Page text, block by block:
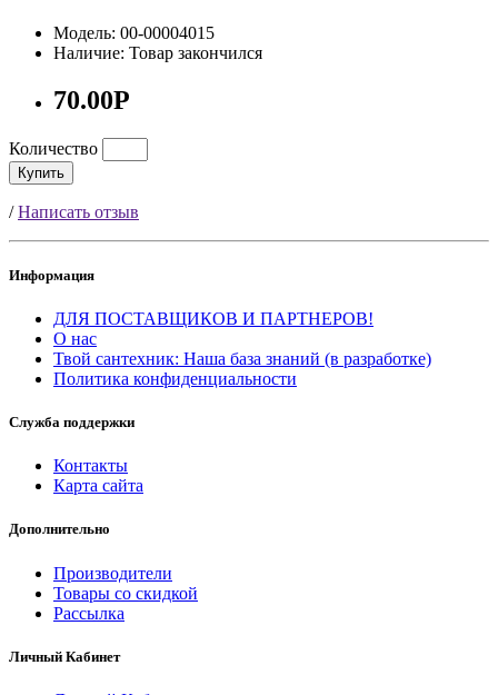
Модель: 00-00004015
Наличие: Товар закончился
70.00Р
Количество
Купить
/Написать отзыв
Информация
ДЛЯ ПОСТАВЩИКОВ И ПАРТНЕРОВ!
О нас
Твой сантехник: Наша база знаний (в разработке)
Политика конфиденциальности
Служба поддержки
Контакты
Карта сайта
Дополнительно
Производители
Товары со скидкой
Рассылка
Личный Кабинет